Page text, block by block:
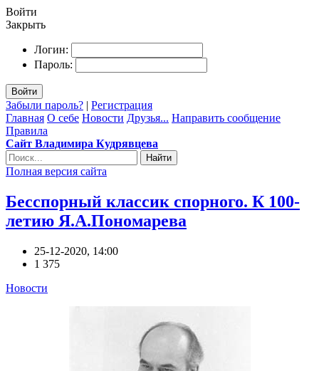
Войти
Закрыть
Логин:
Пароль:
Войти
Забыли пароль? | Регистрация
Главная О себе Новости Друзья... Направить сообщение
Правила
Сайт Владимира Кудрявцева
Найти
Полная версия сайта
Бесспорный классик спорного. К 100-
летию Я.А.Пономарева
25-12-2020, 14:00
1 375
Новости